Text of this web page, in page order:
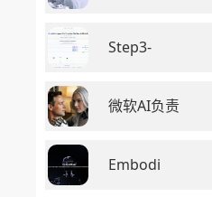
Step3-
微软AI负责
Embodi